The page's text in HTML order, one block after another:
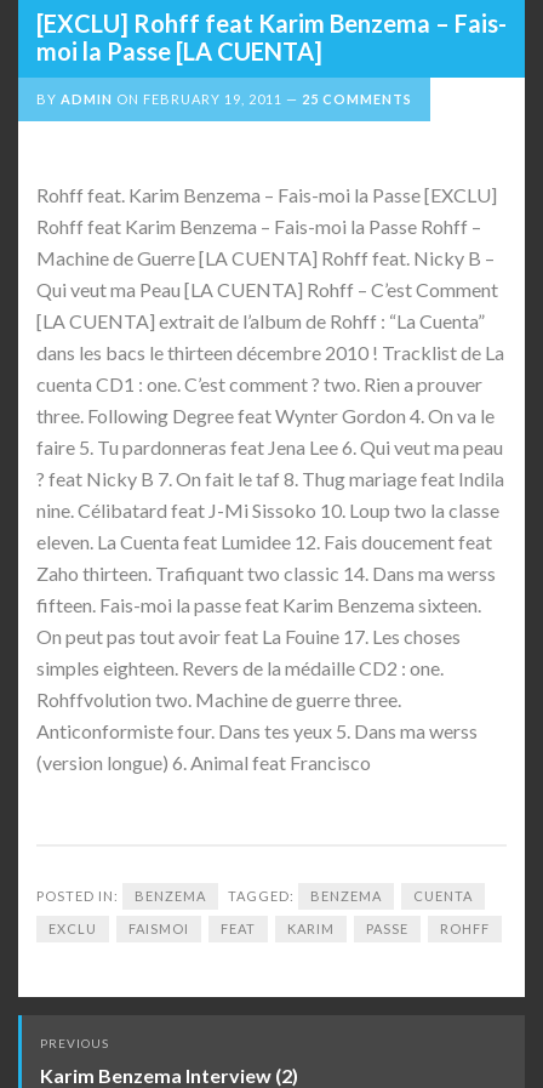
[EXCLU] Rohff feat Karim Benzema – Fais-
moi la Passe [LA CUENTA]
BY ADMIN ON FEBRUARY 19, 2011 25 COMMENTS
Rohff feat. Karim Benzema – Fais-moi la Passe [EXCLU]
Rohff feat Karim Benzema – Fais-moi la Passe Rohff –
Machine de Guerre [LA CUENTA] Rohff feat. Nicky B –
Qui veut ma Peau [LA CUENTA] Rohff – C’est Comment
[LA CUENTA] extrait de l’album de Rohff : “La Cuenta”
dans les bacs le thirteen décembre 2010 ! Tracklist de La
cuenta CD1 : one. C’est comment ? two. Rien a prouver
three. Following Degree feat Wynter Gordon 4. On va le
faire 5. Tu pardonneras feat Jena Lee 6. Qui veut ma peau
? feat Nicky B 7. On fait le taf 8. Thug mariage feat Indila
nine. Célibatard feat J-Mi Sissoko 10. Loup two la classe
eleven. La Cuenta feat Lumidee 12. Fais doucement feat
Zaho thirteen. Trafiquant two classic 14. Dans ma werss
fifteen. Fais-moi la passe feat Karim Benzema sixteen.
On peut pas tout avoir feat La Fouine 17. Les choses
simples eighteen. Revers de la médaille CD2 : one.
Rohffvolution two. Machine de guerre three.
Anticonformiste four. Dans tes yeux 5. Dans ma werss
(version longue) 6. Animal feat Francisco
POSTED IN: BENZEMA TAGGED: BENZEMA CUENTA
EXCLU FAISMOI FEAT KARIM PASSE ROHFF
Post
navigation
PREVIOUS
Karim Benzema Interview (2)